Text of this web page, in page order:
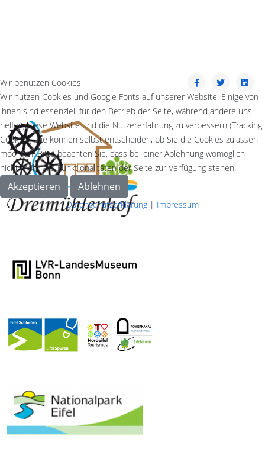
Wir benutzen Cookies
Wir nutzen Cookies und Google Fonts auf unserer Website. Einige von
ihnen sind essenziell für den Betrieb der Seite, während andere uns
helfen, diese Website und die Nutzererfahrung zu verbessern (Tracking
Cookies). Sie können selbst entscheiden, ob Sie die Cookies zulassen
möchten. Bitte beachten Sie, dass bei einer Ablehnung womöglich
nicht mehr alle Funktionalitäten der Seite zur Verfügung stehen.
Akzeptieren Ablehnen
Datenschutzerklärung | Impressum